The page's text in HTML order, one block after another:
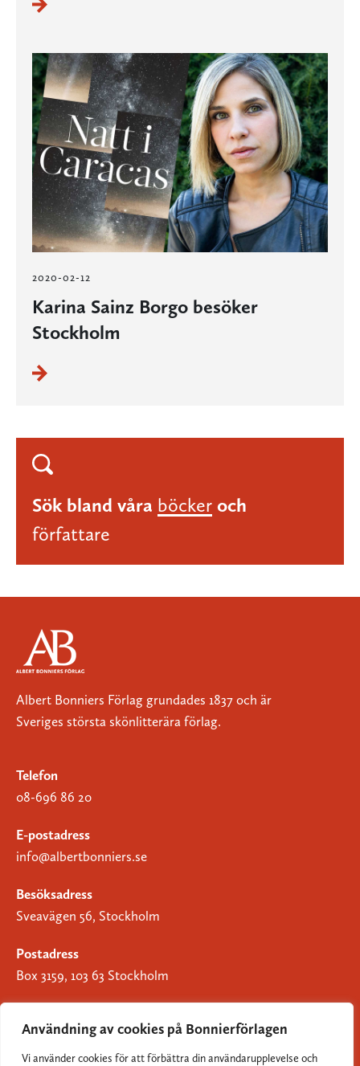
Användning av cookies på Bonnierförlagen
Vi använder cookies för att förbättra din användarupplevelse och
2020-02-12
Karina Sainz Borgo besöker
Stockholm
Sök bland våra böcker och
författare
Albert Bonniers Förlag grundades 1837 och är
Sveriges största skönlitterära förlag.
Telefon
08-696 86 20
E-postadress
info@albertbonniers.se
Besöksadress
Sveavägen 56, Stockholm
Postadress
Box 3159, 103 63 Stockholm
Om Bonnierförlagen